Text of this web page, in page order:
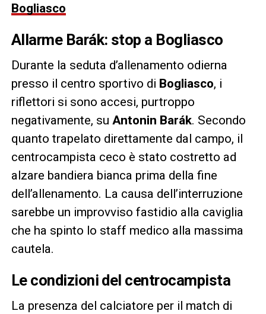
Bogliasco
Allarme Barák: stop a Bogliasco
Durante la seduta d’allenamento odierna
presso il centro sportivo di Bogliasco, i
riflettori si sono accesi, purtroppo
negativamente, su Antonin Barák. Secondo
quanto trapelato direttamente dal campo, il
centrocampista ceco è stato costretto ad
alzare bandiera bianca prima della fine
dell’allenamento. La causa dell’interruzione
sarebbe un improvviso fastidio alla caviglia
che ha spinto lo staff medico alla massima
cautela.
Le condizioni del centrocampista
La presenza del calciatore per il match di